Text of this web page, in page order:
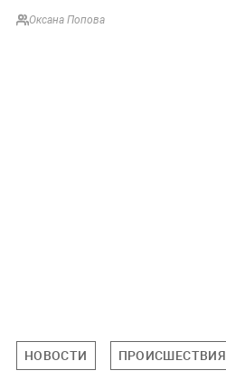
Оксана Попова
НОВОСТИ ПРОИСШЕСТВИЯ